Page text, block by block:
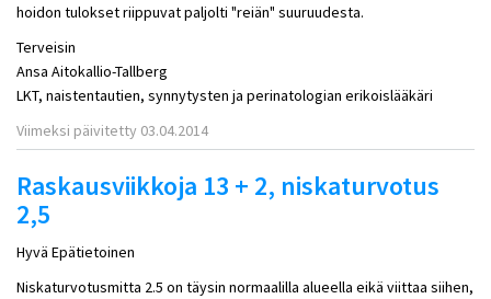
hoidon tulokset riippuvat paljolti "reiän" suuruudesta.
Terveisin
Ansa Aitokallio-Tallberg
LKT, naistentautien, synnytysten ja perinatologian erikoislääkäri
Viimeksi päivitetty 03.04.2014
Raskausviikkoja 13 + 2, niskaturvotus
2,5
Hyvä Epätietoinen
Niskaturvotusmitta 2.5 on täysin normaalilla alueella eikä viittaa siihen,